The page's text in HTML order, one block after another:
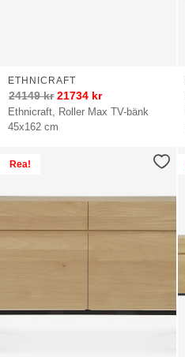
Ethnicraft, Roller Max TV-bänk
45x162 cm
ETHNICRAFT
24149kr 21734 kr
Rea!